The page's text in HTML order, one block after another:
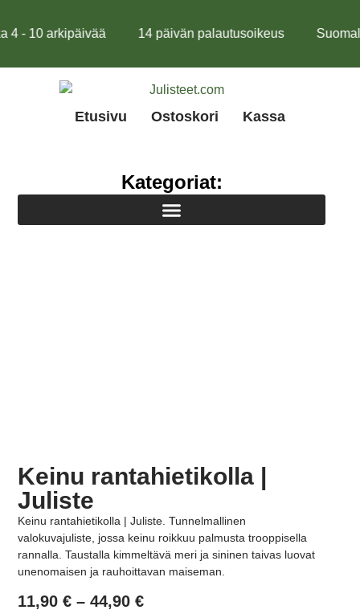
10 arkipäivää 14 päivän palautusoikeus
Etusivu Ostoskori Kassa
Kategoriat:
Keinu rantahietikolla |
Juliste
Keinu rantahietikolla | Juliste. Tunnelmallinen
valokuvajuliste, jossa keinu roikkuu palmusta trooppisella
rannalla. Taustalla kimmeltävä meri ja sininen taivas luovat
unenomaisen ja rauhoittavan maiseman.
11,90€ – 44,90€